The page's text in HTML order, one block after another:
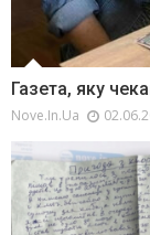
Газета, яку
Nove.in.ua